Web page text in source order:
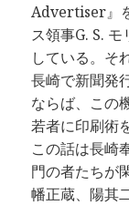
Advertiser』
ス領事G. S.
している。そ
長崎で新聞発
ならば、この
若者に印刷術
この話は長崎
門の者たちが
幡正蔵、陽其